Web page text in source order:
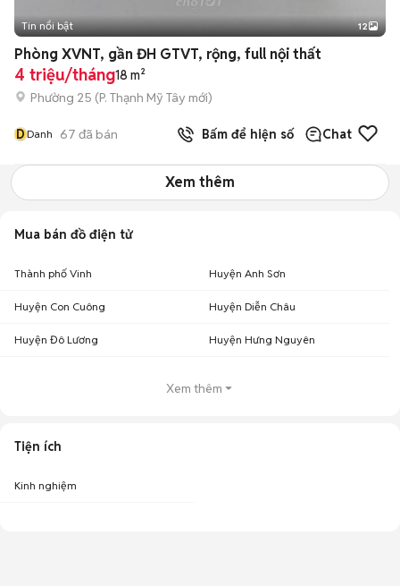
+2
Tin nổi bật 12
Phòng XVNT, gần ĐH GTVT, rộng, full nội thất
4 triệu/tháng18 m²
Phường 25 (P. Thạnh Mỹ Tây mới)
DDanh 67 đã bán Bấm để hiện số Chat
Xem thêm
Mua bán đồ điện tử
Thành phố Vinh Huyện Anh Sơn
Huyện Con Cuông Huyện Diễn Châu
Huyện Đô Lương Huyện Hưng Nguyên
Xem thêm
Tiện ích
Kinh nghiệm